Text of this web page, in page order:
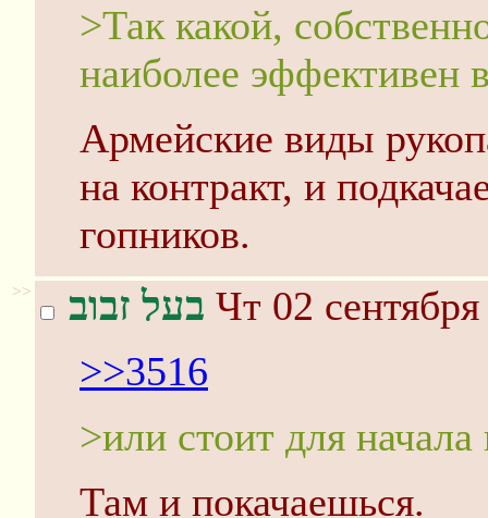
>Так какой,
наиболее эффективен
Армейские виды
на контракт, и
гопников.
>> בעל זבוב Чт 02
>>3516
>или стоит для начала
Там и покачаешься.